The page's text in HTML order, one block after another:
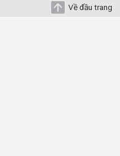
Về đầu trang